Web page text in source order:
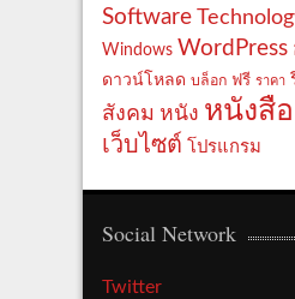
Software
Windows WordPress
ดาวน์โหลด บล็อก ฟรี ราคา
สังคม หนัง หนังสือ
เว็บไซต์ โปรแกรม
Social Network
Twitter